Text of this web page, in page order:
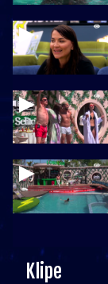
Klipe